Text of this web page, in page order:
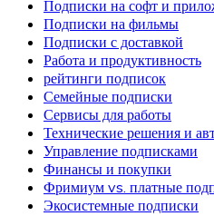
Подписки на софт и
Подписки на фильмы
Подписки с доставкой
Работа и продуктивность
рейтинги подписок
Семейные подписки
Сервисы для работы
Технические решения и
Управление подписками
Финансы и покупки
Фримиум vs. платные
Экосистемные подписки